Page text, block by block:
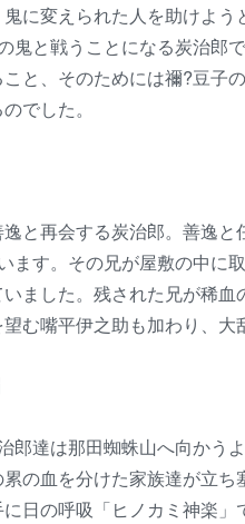
に変えられた人を助けよ
鬼と戦うことになる炭治郎
と、そのためには禰?豆子
でした。
と再会する炭治郎。善逸
ます。その兄が屋敷の中に
ました。残された兄が稀
む嘴平伊之助も加わり、大
郎達は那田蜘蛛山へ向かう
の血を分けた家族達が立
日の呼吸「ヒノカミ神楽